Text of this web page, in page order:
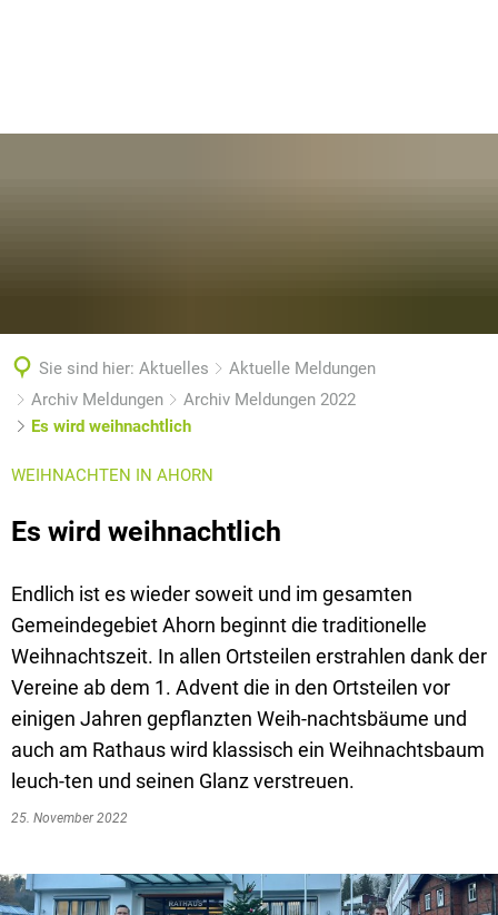
Sie sind hier: Aktuelles
Aktuelle Meldungen
Archiv Meldungen
Archiv Meldungen 2022
Es wird weihnachtlich
WEIHNACHTEN IN AHORN
Es wird weihnachtlich
Endlich ist es wieder soweit und im gesamten
Gemeindegebiet Ahorn beginnt die traditionelle
Weihnachtszeit. In allen Ortsteilen erstrahlen dank der
Vereine ab dem 1. Advent die in den Ortsteilen vor
einigen Jahren gepflanzten Weih-nachtsbäume und
auch am Rathaus wird klassisch ein Weihnachtsbaum
leuch-ten und seinen Glanz verstreuen.
25. November 2022